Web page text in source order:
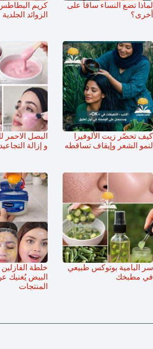
لماذا تضع النساء ساقاً على
أخرى؟
كريم البطاطس
الزوائد الجلدية
كيف تحضّر زيت الألوفيرا
لنمو الشعر وإيقاف تساقطه
البصل الاحمر
و إزالة التجاعيد
سر البامية بوتوكس طبيعي
في مطبخك
خلطة
البيض يُغنيك
المنتجات